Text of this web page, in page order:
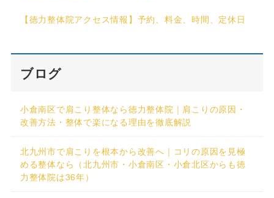
【徳力整体院アクセス情報】予約、料金、時間、定休日
ブログ
小倉南区で肩こり整体なら徳力整体院｜肩こりの原因・
改善方法・整体で楽になる理由を徹底解説
北九州市で肩こりを根本から改善へ｜コリの原因を見極
める整体なら（北九州市・小倉南区・小倉北区からも徳
力整体院は36年）